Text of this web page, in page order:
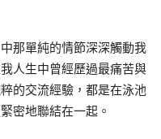
那單純的情節深深觸動我
人生中曾經歷過最痛苦與
的交流經驗，都是在泳池
密地聯結在一起。